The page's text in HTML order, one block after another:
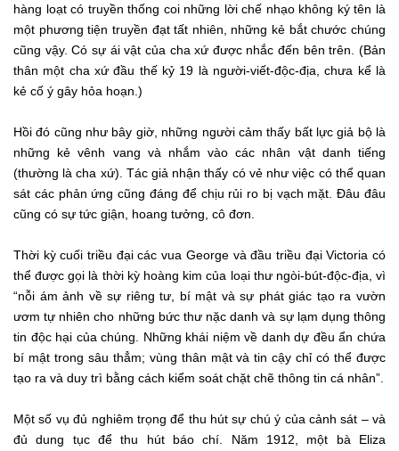
hàng loạt có truyền thống coi những lời chế nhạo không ký tên là
một phương tiện truyền đạt tất nhiên, những kẻ bắt chước chúng
cũng vậy. Có sự ái vật của cha xứ được nhắc đến bên trên. (Bản
thân một cha xứ đầu thế kỷ 19 là người-viết-độc-địa, chưa kể là
kẻ cố ý gây hỏa hoạn.)
Hồi đó cũng như bây giờ, những người cảm thấy bất lực giả bộ là
những kẻ vênh vang và nhắm vào các nhân vật danh tiếng
(thường là cha xứ). Tác giả nhận thấy có vẻ như việc có thể quan
sát các phản ứng cũng đáng để chịu rủi ro bị vạch mặt. Đâu đâu
cũng có sự tức giận, hoang tưởng, cô đơn.
Thời kỳ cuối triều đại các vua George và đầu triều đại Victoria có
thể được gọi là thời kỳ hoàng kim của loại thư ngòi-bút-độc-địa, vì
“nỗi ám ảnh về sự riêng tư, bí mật và sự phát giác tạo ra vườn
ươm tự nhiên cho những bức thư nặc danh và sự lạm dụng thông
tin độc hại của chúng. Những khái niệm về danh dự đều ẩn chứa
bí mật trong sâu thẳm; vùng thân mật và tin cậy chỉ có thể được
tạo ra và duy trì bằng cách kiểm soát chặt chẽ thông tin cá nhân”.
Một số vụ đủ nghiêm trọng để thu hút sự chú ý của cảnh sát – và
đủ dung tục để thu hút báo chí. Năm 1912, một bà Eliza